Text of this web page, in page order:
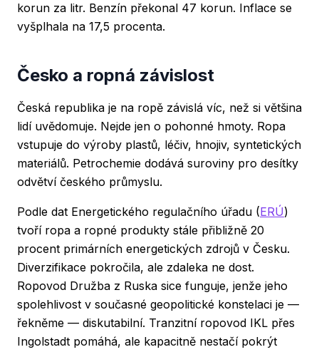
korun za litr. Benzín překonal 47 korun. Inflace se
vyšplhala na 17,5 procenta.
Česko a ropná závislost
Česká republika je na ropě závislá víc, než si většina
lidí uvědomuje. Nejde jen o pohonné hmoty. Ropa
vstupuje do výroby plastů, léčiv, hnojiv, syntetických
materiálů. Petrochemie dodává suroviny pro desítky
odvětví českého průmyslu.
Podle dat Energetického regulačního úřadu (ERÚ)
tvoří ropa a ropné produkty stále přibližně 20
procent primárních energetických zdrojů v Česku.
Diverzifikace pokročila, ale zdaleka ne dost.
Ropovod Družba z Ruska sice funguje, jenže jeho
spolehlivost v současné geopolitické konstelaci je —
řekněme — diskutabilní. Tranzitní ropovod IKL přes
Ingolstadt pomáhá, ale kapacitně nestačí pokrýt